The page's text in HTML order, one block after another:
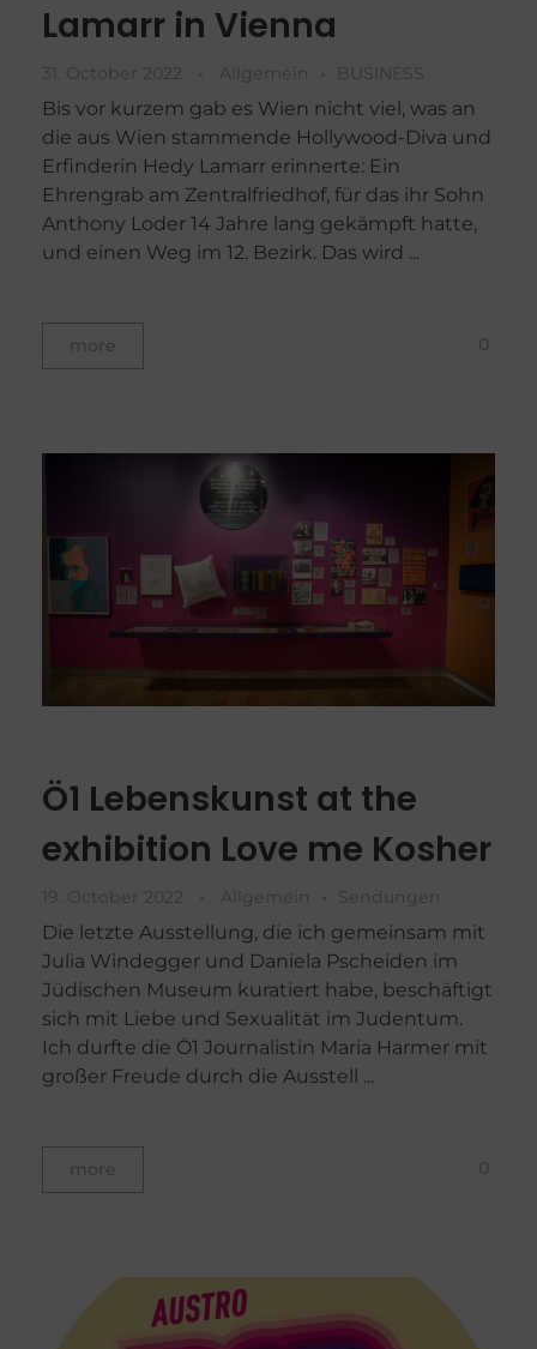
Lamarr in Vienna
31. October 2022 Allgemein BUSINESS
Bis vor kurzem gab es Wien nicht viel, was an
die aus Wien stammende Hollywood-Diva und
Erfinderin Hedy Lamarr erinnerte: Ein
Ehrengrab am Zentralfriedhof, für das ihr Sohn
Anthony Loder 14 Jahre lang gekämpft hatte,
und einen Weg im 12. Bezirk. Das wird ...
more 0
Ö1 Lebenskunst at the
exhibition Love me Kosher
19. October 2022 Allgemein Sendungen
Die letzte Ausstellung, die ich gemeinsam mit
Julia Windegger und Daniela Pscheiden im
Jüdischen Museum kuratiert habe, beschäftigt
sich mit Liebe und Sexualität im Judentum.
Ich durfte die Ö1 Journalistin Maria Harmer mit
großer Freude durch die Ausstell ...
more 0